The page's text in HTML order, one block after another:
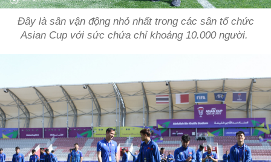
Đây là sân vận động nhỏ nhất trong các sân tổ chức
Asian Cup với sức chứa chỉ khoảng 10.000 người.